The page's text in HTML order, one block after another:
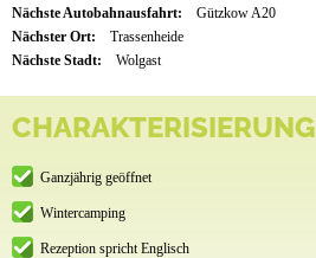
Nächste Autobahnausfahrt:
Gützkow A20
Nächster Ort:
Trassenheide
Nächste Stadt:
Wolgast
CHARAKTERISIERUNG
Ganzjährig geöffnet
Wintercamping
Rezeption spricht Englisch